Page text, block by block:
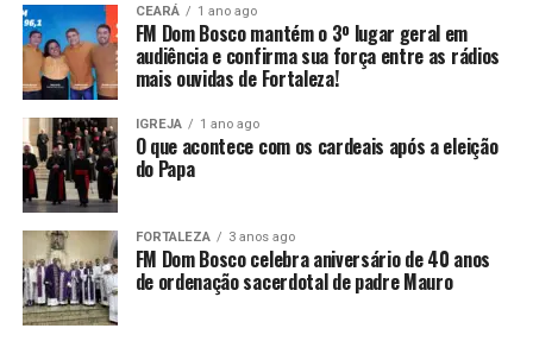
CEARÁ 1 ano ago
FM Dom Bosco mantém o 3º lugar geral em
audiência e confirma sua força entre as rádios
mais ouvidas de Fortaleza!
IGREJA 1 ano ago
O que acontece com os cardeais após a eleição
do Papa
FORTALEZA 3 anos ago
FM Dom Bosco celebra aniversário de 40 anos
de ordenação sacerdotal de padre Mauro